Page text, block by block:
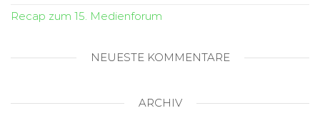
Recap zum 15. Medienforum
NEUESTE KOMMENTARE
ARCHIV